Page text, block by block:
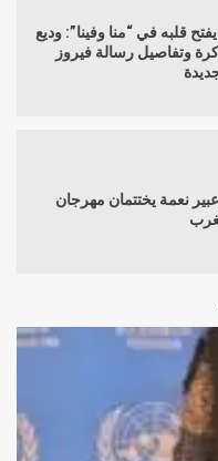
قلبه في “منا وفينا”: وديع
وتفاصيل رسالة فيروز
نعمة يختتمان مهرجان